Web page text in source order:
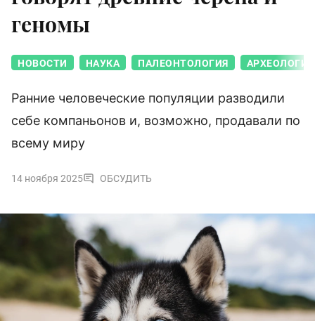
геномы
НОВОСТИ НАУКА ПАЛЕОНТОЛОГИЯ АРХЕОЛОГИЯ
Ранние человеческие популяции разводили
себе компаньонов и, возможно, продавали по
всему миру
14 ноября 2025 ОБСУДИТЬ